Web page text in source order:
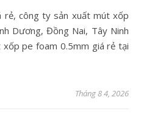
Dương, Đồng Nai, Tây Ninh
pe foam 0.5mm giá rẻ tại
Tháng 8 4, 2026